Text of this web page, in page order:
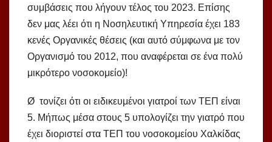
συμβάσεις που λήγουν τέλος του 2023. Επίσης
δεν μας λέει ότι η Νοσηλευτική Υπηρεσία έχει 183
κενές Οργανικές θέσεις (και αυτό σύμφωνα με τον
Οργανισμό του 2012, που αναφέρεται σε ένα πολύ
μικρότερο νοσοκομείο)!
Ø τονίζει ότι οι ειδικευμένοι γιατροί των ΤΕΠ είναι
5. Μήπως μέσα στους 5 υπολογίζει την γιατρό που
έχει διοριστεί στα ΤΕΠ του νοσοκομείου Χαλκίδας